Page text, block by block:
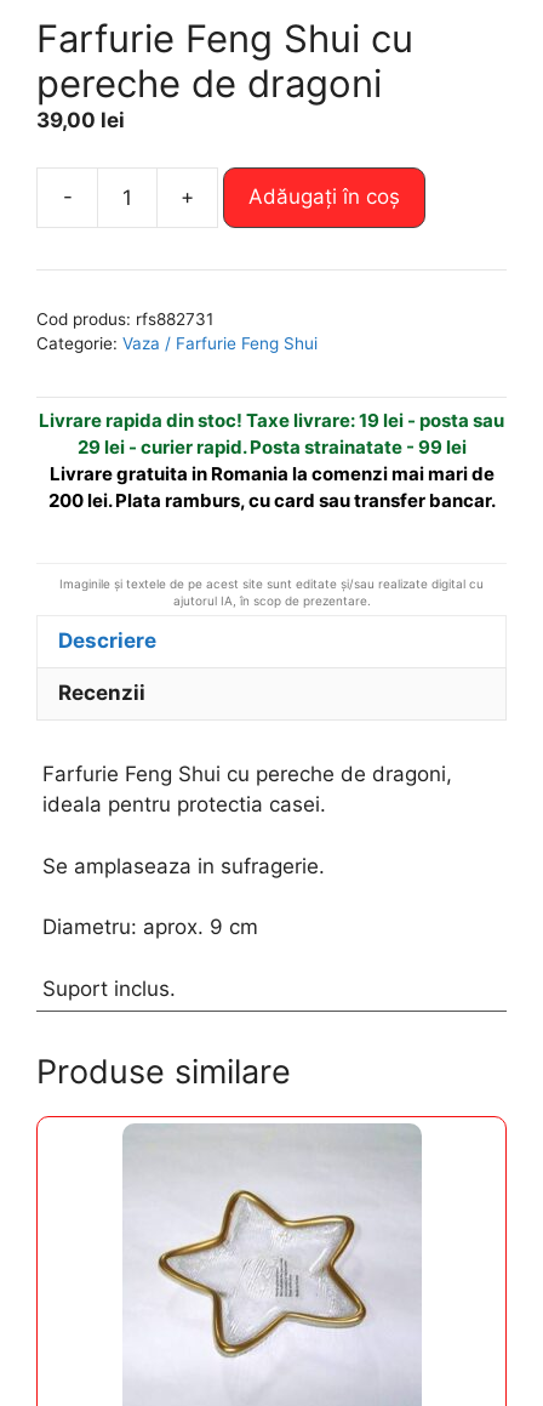
Farfurie Feng Shui cu
pereche de dragoni
39,00 lei
-
Cantitate
Feng
cu
de
dragoni
+ Adăugați în coș
e
n
t
i
Cod produs: rfs882731
Categorie: Vaza / Farfurie Feng Shui
Livrare rapida din stoc! Taxe livrare: 19 lei - posta sau
29 lei - curier rapid. Posta strainatate - 99 lei
Livrare gratuita in Romania la comenzi mai mari de
200 lei. Plata ramburs, cu card sau transfer bancar.
Imaginile și textele de pe acest site sunt editate și/sau realizate digital cu
ajutorul IA, în scop de prezentare.
Descriere
Recenzii
Farfurie Feng Shui cu pereche de dragoni,
ideala pentru protectia casei.
Se amplaseaza in sufragerie.
Diametru: aprox. 9 cm
Suport inclus.
Produse similare